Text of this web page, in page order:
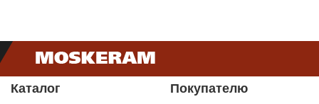
Каталог Покупателю